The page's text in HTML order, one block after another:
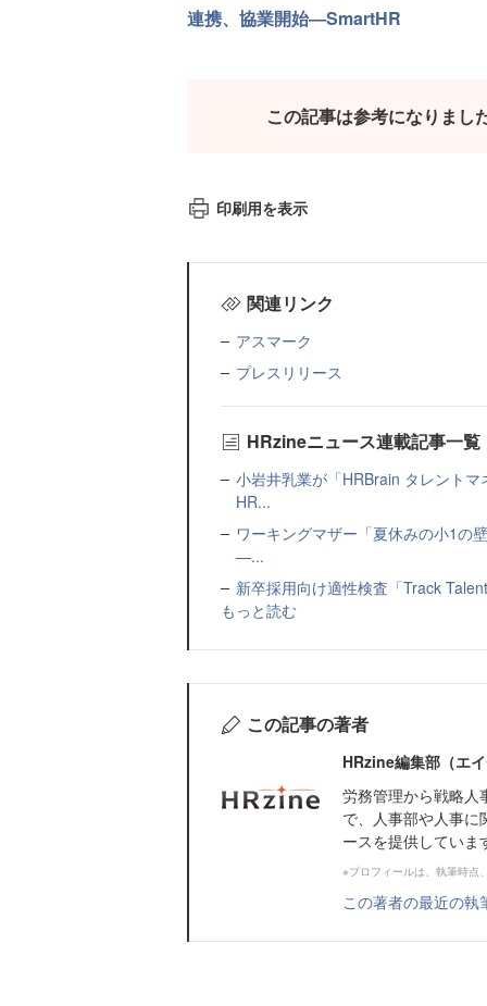
連携、協業開始―SmartHR
この記事は参考になりまし
印刷用を表示
関連リンク
アスマーク
プレスリリース
HRzineニュース連載記事一覧
小岩井乳業が「HRBrain タレント
HR...
ワーキングマザー「夏休みの小1の
—...
新卒採用向け適性検査「Track
もっと読む
この記事の著者
HRzine編集部（エ
労務管理から戦略人
で、人事部や人事に
ースを提供していま
※プロフィールは、執筆時点
この著者の最近の執